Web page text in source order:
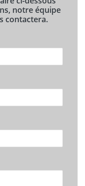
notre équipe
contactera.